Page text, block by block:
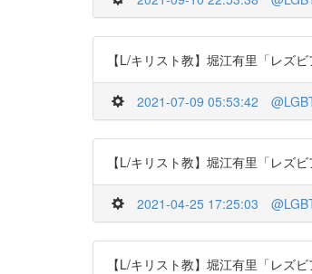
【L/キリスト教】堀江有里「レズ
2021-07-09 05:53:42
【L/キリスト教】堀江有里「レズ
2021-04-25 17:25:03
【L/キリスト教】堀江有里「レズ